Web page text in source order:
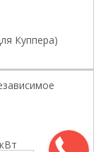
Куппера)